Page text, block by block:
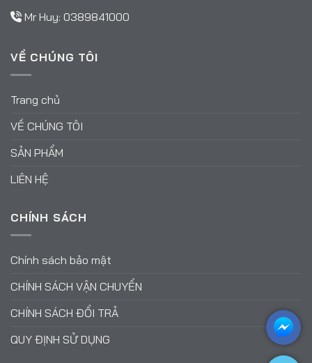
Mr Huy: 0389841000
VỀ CHÚNG TÔI
Trang chủ
VỀ CHÚNG TÔI
SẢN PHẨM
LIÊN HỆ
CHÍNH SÁCH
Chính sách bảo mật
CHÍNH SÁCH VẬN CHUYỂN
CHÍNH SÁCH ĐỔI TRẢ
QUY ĐỊNH SỬ DỤNG